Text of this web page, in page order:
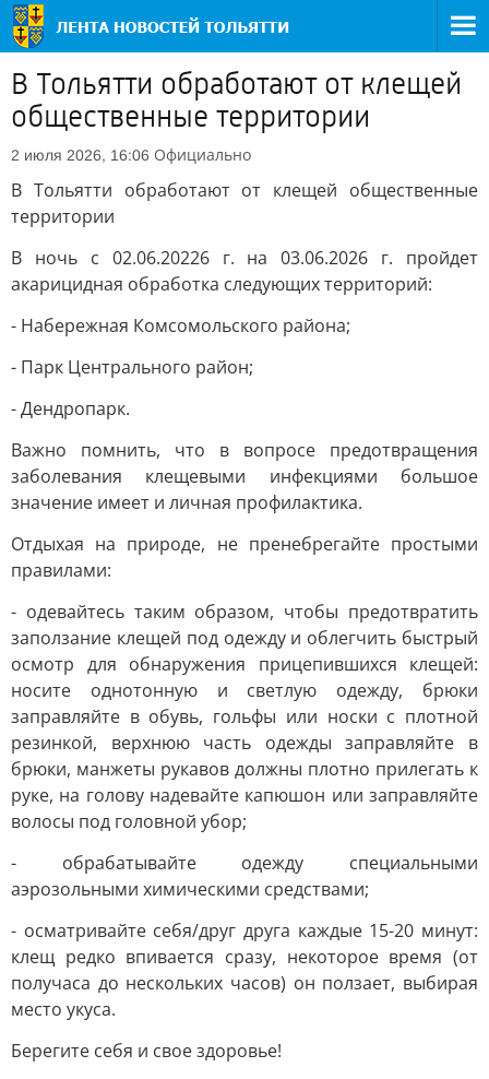
В Тольятти обработают от клещей
общественные территории
2 июля 2026, 16:06 Официально
В Тольятти обработают от клещей общественные
территории
В ночь с 02.06.20226 г. на 03.06.2026 г. пройдет
акарицидная обработка следующих территорий:
- Набережная Комсомольского района;
- Парк Центрального район;
- Дендропарк.
Важно помнить, что в вопросе предотвращения
заболевания клещевыми инфекциями большое
значение имеет и личная профилактика.
Отдыхая на природе, не пренебрегайте простыми
правилами:
- одевайтесь таким образом, чтобы предотвратить
заползание клещей под одежду и облегчить быстрый
осмотр для обнаружения прицепившихся клещей:
носите однотонную и светлую одежду, брюки
заправляйте в обувь, гольфы или носки с плотной
резинкой, верхнюю часть одежды заправляйте в
брюки, манжеты рукавов должны плотно прилегать к
руке, на голову надевайте капюшон или заправляйте
волосы под головной убор;
- обрабатывайте одежду специальными
аэрозольными химическими средствами;
- осматривайте себя/друг друга каждые 15-20 минут:
клещ редко впивается сразу, некоторое время (от
получаса до нескольких часов) он ползает, выбирая
место укуса.
Берегите себя и свое здоровье!